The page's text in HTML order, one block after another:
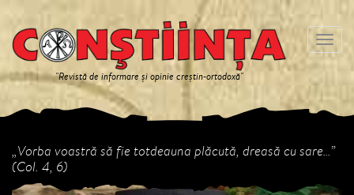
"Revistă de informare și opinie creștin-ortodoxă"
Meniu
„Vorba voastră să fie totdeauna plăcută, dreasă cu sare…”
(Col. 4, 6)